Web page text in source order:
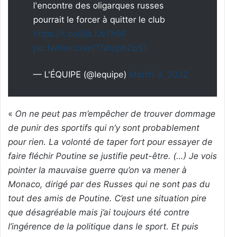
l'encontre des oligarques russes
pourrait le forcer à quitter le club
https://t.co/6jkJJv7h6F
pic.twitter.com/TQhpphZpS1
— L'ÉQUIPE (@lequipe) March 3, 2022
« On ne peut pas m’empêcher de trouver dommage
de punir des sportifs qui n’y sont probablement
pour rien. La volonté de taper fort pour essayer de
faire fléchir Poutine se justifie peut-être. (…) Je vois
pointer la mauvaise guerre qu’on va mener à
Monaco, dirigé par des Russes qui ne sont pas du
tout des amis de Poutine. C’est une situation pire
que désagréable mais j’ai toujours été contre
l’ingérence de la politique dans le sport. Et puis